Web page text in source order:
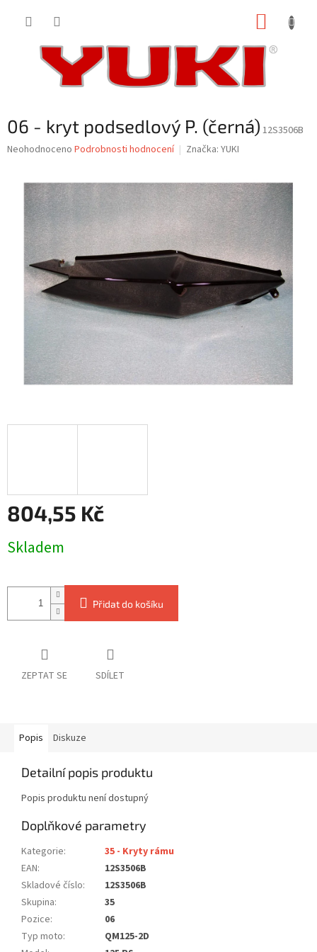
06 - kryt podsedlový P. (černá) 12S3506B
Průměrné
hvězdiček.
Neohodnoceno Podrobnosti hodnocení Značka: YUKI
804,55 Kč
cena:
Skladem
Přidat do košíku
ZEPTAT SE SDÍLET
Popis Diskuze
Detailní popis produktu
Popis produktu není dostupný
Doplňkové parametry
Kategorie:
35 - Kryty rámu
EAN:
12S3506B
Skladové číslo:
12S3506B
Skupina:
35
Pozice:
06
Typ moto:
QM125-2D